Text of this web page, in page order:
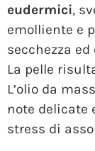
eudermici,
emolliente e
secchezza
La pelle
L’olio da
note delicate
stress di